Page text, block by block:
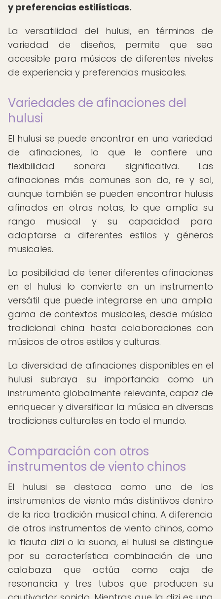
y preferencias estilísticas.
La versatilidad del hulusi, en términos de
variedad de diseños, permite que sea
accesible para músicos de diferentes niveles
de experiencia y preferencias musicales.
Variedades de afinaciones del
hulusi
El hulusi se puede encontrar en una variedad
de afinaciones, lo que le confiere una
flexibilidad sonora significativa. Las
afinaciones más comunes son do, re y sol,
aunque también se pueden encontrar hulusis
afinados en otras notas, lo que amplía su
rango musical y su capacidad para
adaptarse a diferentes estilos y géneros
musicales.
La posibilidad de tener diferentes afinaciones
en el hulusi lo convierte en un instrumento
versátil que puede integrarse en una amplia
gama de contextos musicales, desde música
tradicional china hasta colaboraciones con
músicos de otros estilos y culturas.
La diversidad de afinaciones disponibles en el
hulusi subraya su importancia como un
instrumento globalmente relevante, capaz de
enriquecer y diversificar la música en diversas
tradiciones culturales en todo el mundo.
Comparación con otros
instrumentos de viento chinos
El hulusi se destaca como uno de los
instrumentos de viento más distintivos dentro
de la rica tradición musical china. A diferencia
de otros instrumentos de viento chinos, como
la flauta dizi o la suona, el hulusi se distingue
por su característica combinación de una
calabaza que actúa como caja de
resonancia y tres tubos que producen su